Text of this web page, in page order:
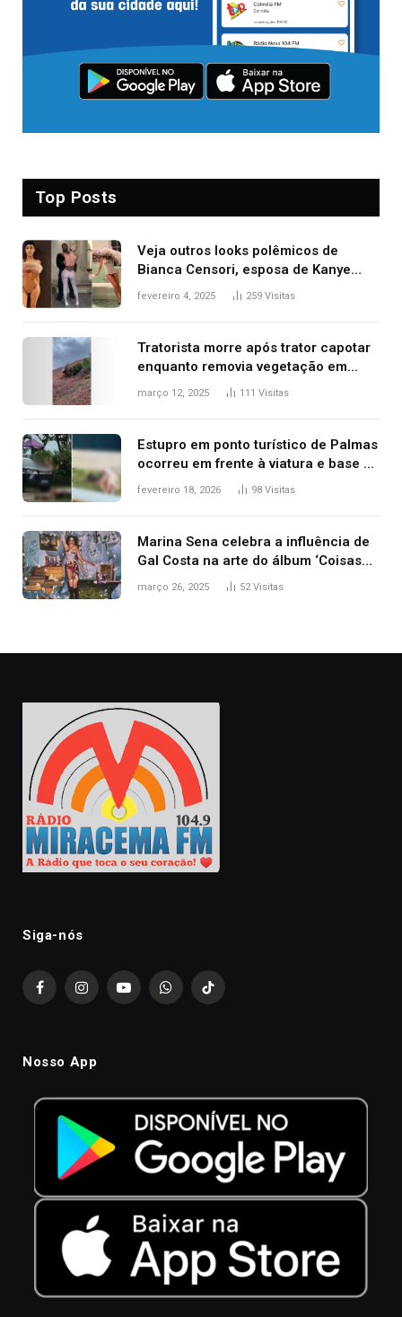
Top Posts
Veja outros looks polêmicos de
Bianca Censori, esposa de Kanye
West que apareceu nua no Grammy
fevereiro 4, 2025 259 Visitas
Tratorista morre após trator capotar
enquanto removia vegetação em
ribanceira de rodovia
março 12, 2025 111 Visitas
Estupro em ponto turístico de Palmas
ocorreu em frente à viatura e base de
segurança; polícia investiga
fevereiro 18, 2026 98 Visitas
Marina Sena celebra a influência de
Gal Costa na arte do álbum ‘Coisas
naturais’
março 26, 2025 52Visitas
Siga-nós
FacebookInstagramYouTubeWhatsAppTikTok
Nosso App